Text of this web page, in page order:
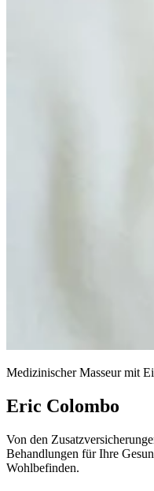
Medizinischer Masseur mit
Eric Colombo
Von den
Behandlungen für Ihre
Wohlbefinden.